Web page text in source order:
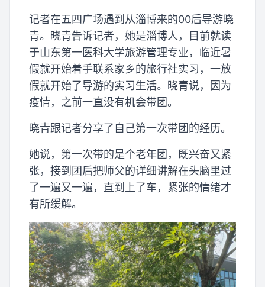
记者在五四广场遇到从淄博来的00后导游晓
青。晓青告诉记者，她是淄博人，目前就读
于山东第一医科大学旅游管理专业，临近暑
假就开始着手联系家乡的旅行社实习，一放
假就开始了导游的实习生活。晓青说，因为
疫情，之前一直没有机会带团。
晓青跟记者分享了自己第一次带团的经历。
她说，第一次带的是个老年团，既兴奋又紧
张，接到团后把师父的详细讲解在头脑里过
了一遍又一遍，直到上了车，紧张的情绪才
有所缓解。